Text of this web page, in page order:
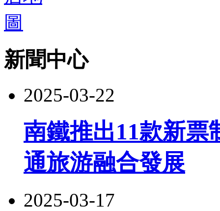
新聞中心
2025-03-22
南鐵推出11款新票
通旅游融合發展
2025-03-17